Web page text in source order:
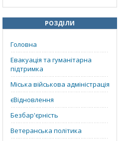
РОЗДІЛИ
Головна
Евакуація та гуманітарна
підтримка
Міська військова адміністрація
єВідновлення
Безбар'єрність
Ветеранська політика